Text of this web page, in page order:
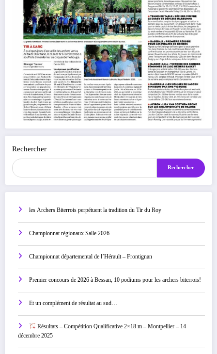
Rechercher
Rechercher
les Archers Biterrois perpétuent la tradition du Tir du Roy
Championnat régionaux Salle 2026
Championnat départemental de l’Hérault – Frontignan
Premier concours de 2026 à Bessan, 10 podiums pour les archers biterrois!
Et un complément de résultat au sud…
Résultats – Compétition Qualificative 2×18 m – Montpellier – 14
décembre 2025